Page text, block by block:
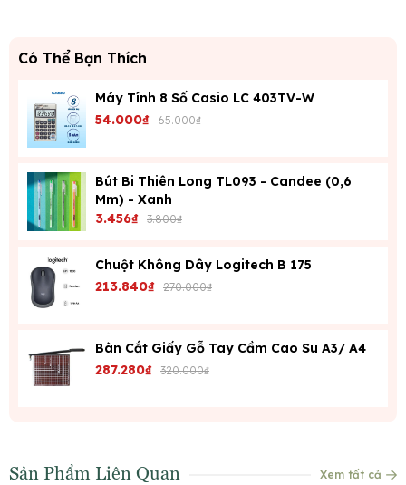
Có Thể Bạn Thích
Máy Tính 8 Số Casio LC 403TV-W
54.000₫ 65.000₫
Bút Bi Thiên Long TL093 - Candee (0,6
Mm) - Xanh
3.456₫ 3.800₫
Chuột Không Dây Logitech B 175
213.840₫ 270.000₫
Bàn Cắt Giấy Gỗ Tay Cầm Cao Su A3/ A4
287.280₫ 320.000₫
Sản Phẩm Liên Quan Xem tất cả